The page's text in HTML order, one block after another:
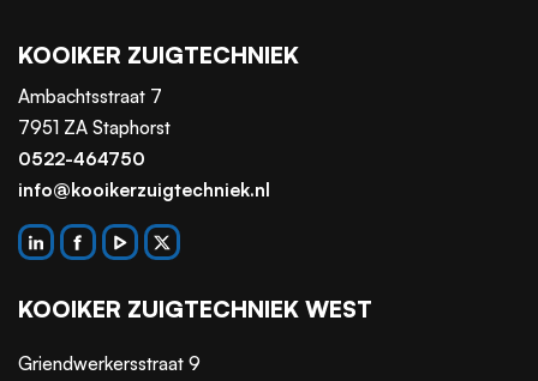
KOOIKER ZUIGTECHNIEK
Ambachtsstraat 7
7951 ZA Staphorst
0522-464750
info@kooikerzuigtechniek.nl
KOOIKER ZUIGTECHNIEK WEST
Griendwerkersstraat 9